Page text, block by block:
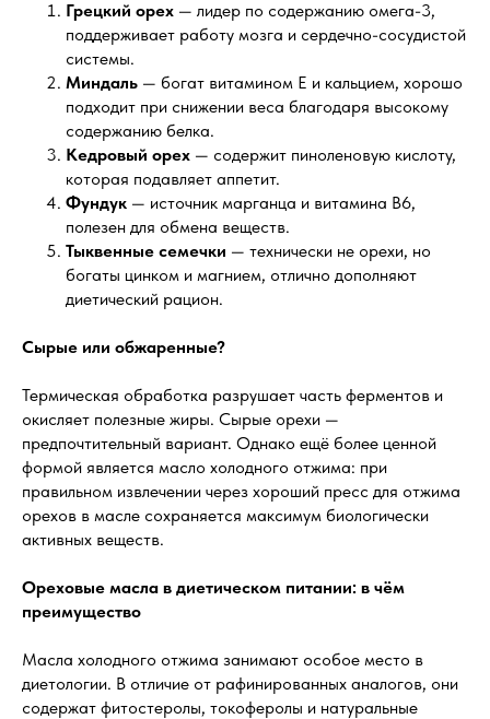
Грецкий орех — лидер по содержанию омега-3,
поддерживает работу мозга и сердечно-сосудистой
системы.
Миндаль — богат витамином E и кальцием, хорошо
подходит при снижении веса благодаря высокому
содержанию белка.
Кедровый орех — содержит пиноленовую кислоту,
которая подавляет аппетит.
Фундук — источник марганца и витамина B6,
полезен для обмена веществ.
Тыквенные семечки — технически не орехи, но
богаты цинком и магнием, отлично дополняют
диетический рацион.
Сырые или обжаренные?
Термическая обработка разрушает часть ферментов и
окисляет полезные жиры. Сырые орехи —
предпочтительный вариант. Однако ещё более ценной
формой является масло холодного отжима: при
правильном извлечении через хороший пресс для отжима
орехов в масле сохраняется максимум биологически
активных веществ.
Ореховые масла в диетическом питании: в чём
преимущество
Масла холодного отжима занимают особое место в
диетологии. В отличие от рафинированных аналогов, они
содержат фитостеролы, токоферолы и натуральные